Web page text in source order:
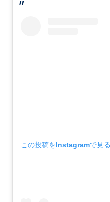
この投稿をInstagramで見る